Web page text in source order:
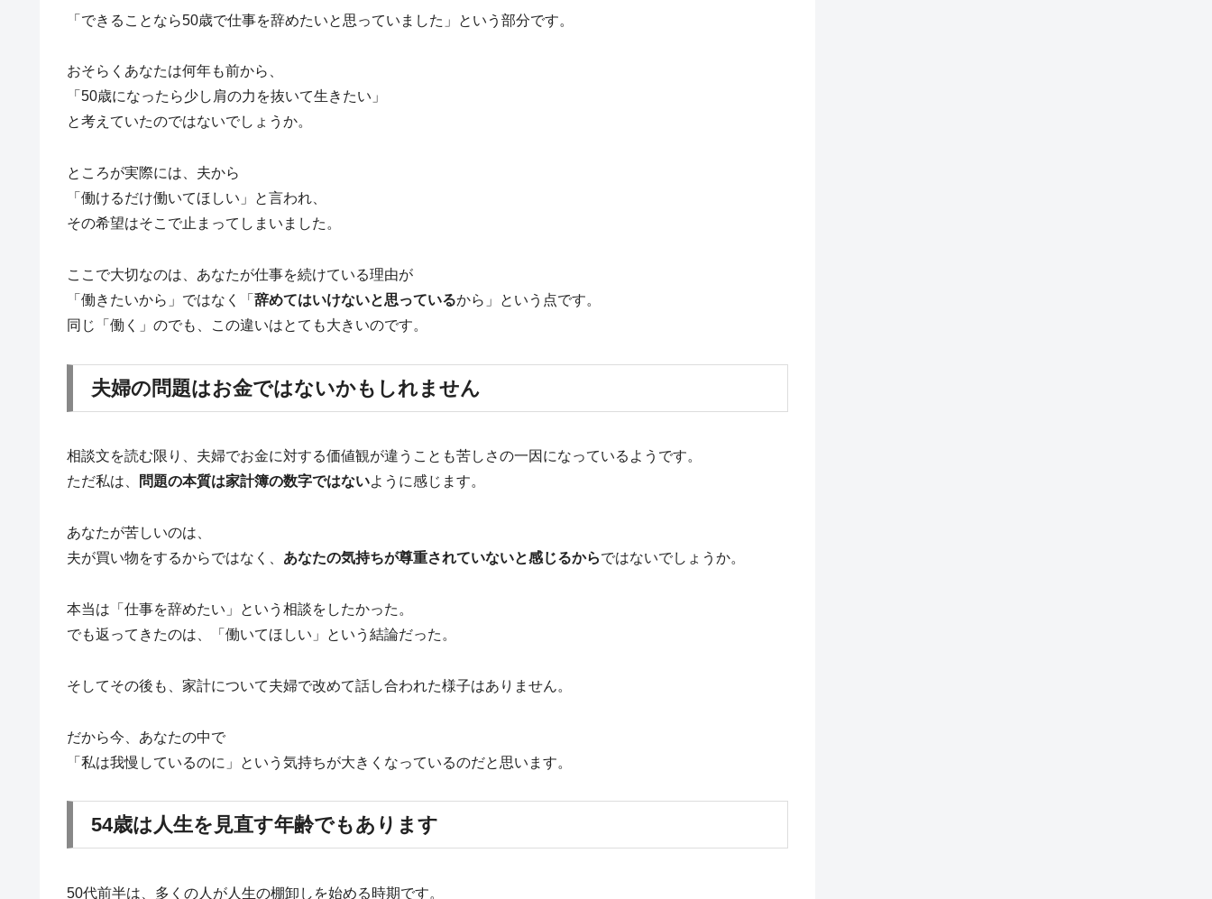
「できることなら50歳で仕事を辞めたいと思っていました」という部分です。
おそらくあなたは何年も前から、
「50歳になったら少し肩の力を抜いて生きたい」
と考えていたのではないでしょうか。
ところが実際には、夫から
「働けるだけ働いてほしい」と言われ、
その希望はそこで止まってしまいました。
ここで大切なのは、あなたが仕事を続けている理由が
「働きたいから」ではなく「 辞めてはいけないと思っているから」という点です。
同じ「働く」のでも、この違いはとても大きいのです。
夫婦の問題はお金ではないかもしれません
相談文を読む限り、夫婦でお金に対する価値観が違うことも苦しさの一因になっているようです。
ただ私は、
問題の本質は家計簿の数字ではないように感じます。
あなたが苦しいのは、
夫が買い物をするからではなく、 あなたの気持ちが尊重されていないと感じるからではないでしょうか。
本当は「仕事を辞めたい」という相談をしたかった。
でも返ってきたのは、「働いてほしい」という結論だった。
そしてその後も、家計について夫婦で改めて話し合われた様子はありません。
だから今、あなたの中で
「私は我慢しているのに」という気持ちが大きくなっているのだと思います。
54歳は人生を見直す年齢でもあります
50代前半は、多くの人が人生の棚卸しを始める時期です。